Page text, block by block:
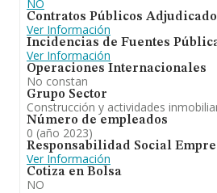
NO
Contratos Públicos
Ver Información
Incidencias de Fuentes
Ver Información
Operaciones Internacionales
No constan
Grupo Sector
Construcción y actividades
Número de empleados
0 (año 2023)
Responsabilidad Social
Ver Información
Cotiza en Bolsa
NO